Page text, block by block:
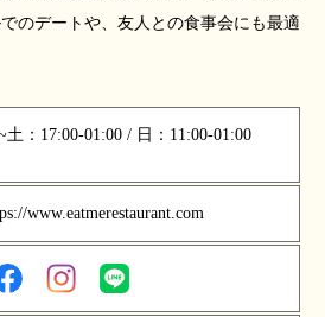
のデートや、友人との食事会にも最適
土：17:00-01:00 / 日：11:00-01:00
www.eatmerestaurant.com